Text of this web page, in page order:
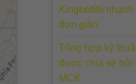
Kingbet86
đơn giản
Tổng hợp kỹ
được chia sẻ bởi
MCK